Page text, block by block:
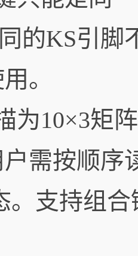
的KS引脚
。
10×3矩阵
需按顺序
。支持组